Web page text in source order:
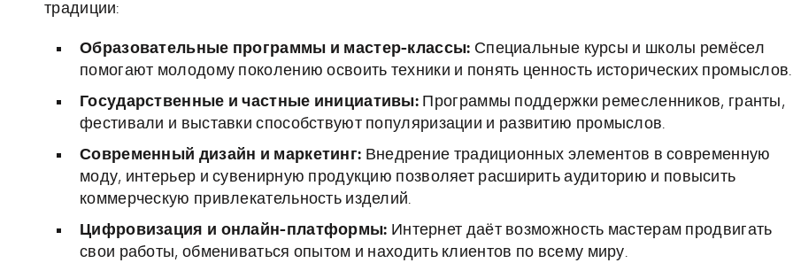
традиции:
Образовательные программы и мастер-классы: Специальные курсы и школы ремёсел
помогают молодому поколению освоить техники и понять ценность исторических промыслов.
Государственные и частные инициативы: Программы поддержки ремесленников, гранты,
фестивали и выставки способствуют популяризации и развитию промыслов.
Современный дизайн и маркетинг: Внедрение традиционных элементов в современную
моду, интерьер и сувенирную продукцию позволяет расширить аудиторию и повысить
коммерческую привлекательность изделий.
Цифровизация и онлайн-платформы: Интернет даёт возможность мастерам продвигать
свои работы, обмениваться опытом и находить клиентов по всему миру.